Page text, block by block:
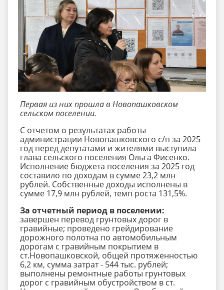
Первая из них прошла в Новопашковском
сельском поселении.
С отчетом о результатах работы
администрации Новопашковского с/п за 2025
год перед депутатами и жителями выступила
глава сельского поселения Ольга Фисенко.
Исполнение бюджета поселения за 2025 год
составило по доходам в сумме 23,2 млн
рублей. Собственные доходы исполнены в
сумме 17,9 млн рублей, темп роста 131,5%.
За отчетный период в поселении:
завершен перевод грунтовых дорог в
гравийные; проведено грейдирование
дорожного полотна по автомобильным
дорогам с гравийным покрытием в
ст.Новопашковской, общей протяженностью
6,2 км, сумма затрат - 544 тыс. рублей;
выполнены ремонтные работы грунтовых
дорог с гравийным обустройством в ст.